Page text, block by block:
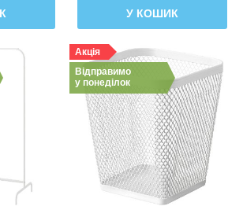
У КОШИК
Акція
Відправимо
у понеділок